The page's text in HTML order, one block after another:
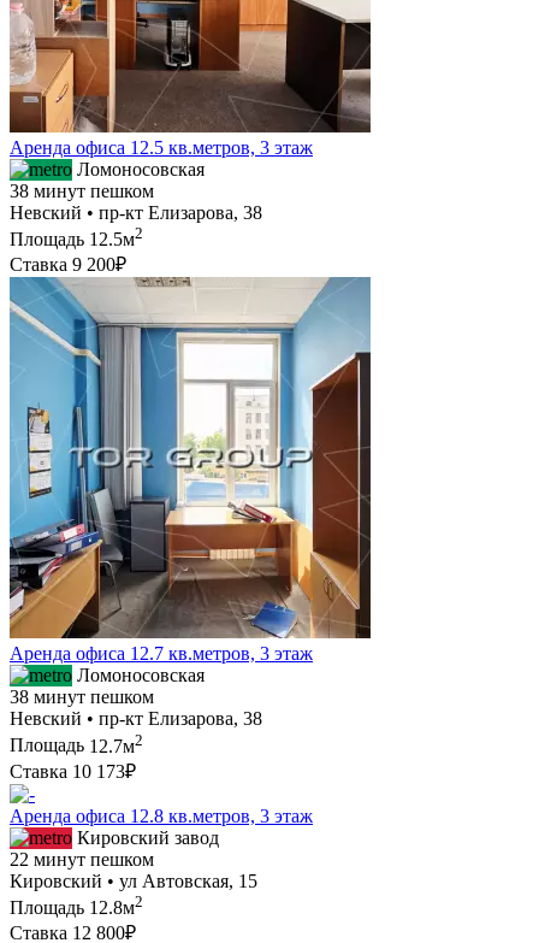
Аренда офиса 12.5 кв.метров, 3 этаж
Ломоносовская
38 минут пешком
Невский • пр-кт Елизарова, 38
Площадь 12.5м2
Ставка 9 200₽
Аренда офиса 12.7 кв.метров, 3 этаж
Ломоносовская
38 минут пешком
Невский • пр-кт Елизарова, 38
Площадь 12.7м2
Ставка 10 173₽
Аренда офиса 12.8 кв.метров, 3 этаж
Кировский завод
22 минут пешком
Кировский • ул Автовская, 15
Площадь 12.8м2
Ставка 12 800₽